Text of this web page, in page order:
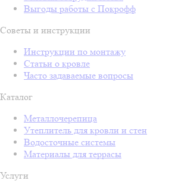
Выгоды работы с Покрофф
Советы и инструкции
Инструкции по монтажу
Статьи о кровле
Часто задаваемые вопросы
Каталог
Металлочерепица
Утеплитель для кровли и стен
Водосточные системы
Материалы для террасы
Услуги